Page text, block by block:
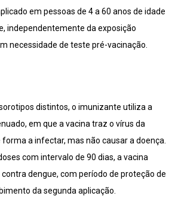
em pessoas de 4 a 60 anos de idade
independentemente da exposição
necessidade de teste pré-vacinação.
distintos, o imunizante utiliza a
em que a vacina traz o vírus da
a infectar, mas não causar a doença.
com intervalo de 90 dias, a vacina
dengue, com período de proteção de
da segunda aplicação.